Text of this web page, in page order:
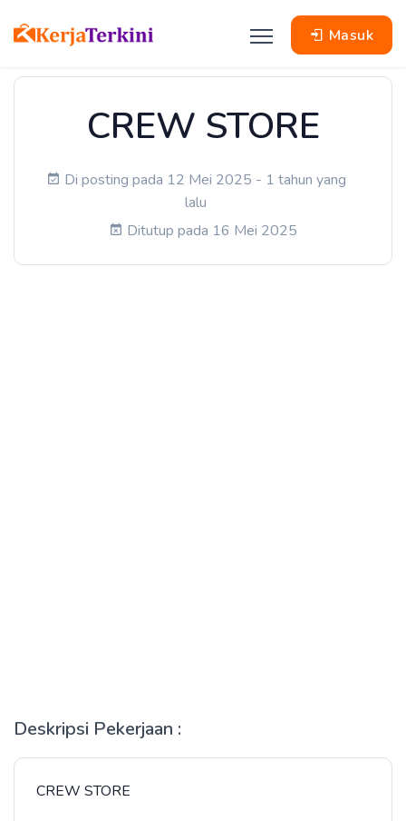
Masuk
CREW STORE
Di posting pada 12 Mei 2025 - 1 tahun yang
lalu
Ditutup pada 16 Mei 2025
Deskripsi Pekerjaan :
CREW STORE